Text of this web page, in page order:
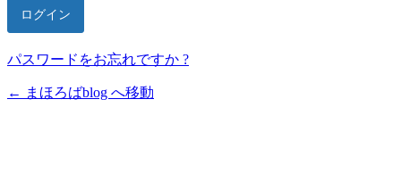
パスワードをお忘れですか ?
← まほろばblog へ移動